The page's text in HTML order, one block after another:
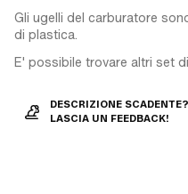
Gli ugelli del carburatore
di plastica.
E' possibile trovare altri set
DESCRIZIONE SCADENTE?
LASCIA UN FEEDBACK!